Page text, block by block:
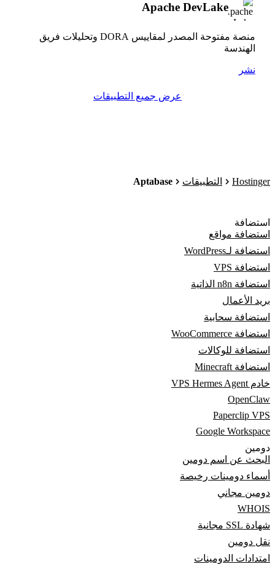
Apache DevLake
منصة مفتوحة المصدر لمقاييس DORA وتحليلات فريق
الهندسة
نشر
عرض جميع التطبيقات
Hostinger التطبيقات Aptabase
استضافة
استضافة مواقع
استضافة لـWordPress
استضافة VPS
استضافة n8n الذاتية
بريد الأعمال
استضافة سحابية
استضافة WooCommerce
استضافة للوكالات
استضافة Minecraft
خادم VPS Hermes Agent
OpenClaw
Paperclip VPS
Google Workspace
دومين
البحث عن اسم دومين
أسماء دومينات رخيصة
دومين مجاني
WHOIS
شهادة SSL مجانية
نقل دومين
امتدادات الدومينات